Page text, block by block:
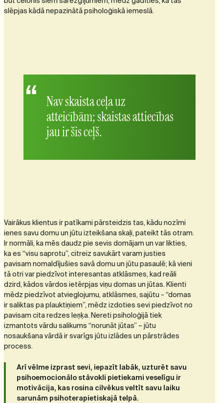
slēpjas kādā nepazinātā psiholoģiskā iemeslā.
Nav skaista ceļa uz
atteicībām; skaistas attiecības
jau ir šis ceļš.
Vairākus klientus ir patīkami pārsteidzis tas, kādu nozīmi
ienes savu domu un jūtu izteikšana skaļi, pateikt tās otram.
Ir normāli, ka mēs daudz pie sevis domājam un var likties,
ka es “visu saprotu”, citreiz savukārt varam justies
pavisam nomaldījušies savā domu un jūtu pasaulē; kā vieni
tā otri var piedzīvot interesantas atklāsmes, kad reāli
dzird, kādos vārdos ietērpjas viņu domas un jūtas. Klienti
mēdz piedzīvot atvieglojumu, atklāsmes, sajūtu - “domas
ir saliktas pa plauktiņiem”, mēdz izdoties sevi piedzīvot no
pavisam cita redzes leņķa. Nereti psiholoģijā tiek
izmantots vārdu salikums “norunāt jūtas” – jūtu
nosaukšana vārdā ir svarīgs jūtu izlādes un pārstrādes
process.
Arī vēlme izprast sevi, iepazīt labāk, uzturēt savu
psihoemocionālo stāvokli pietiekami veselīgu ir
motivācija, kas rosina cilvēkus veltīt savu laiku
sarunām psihoterapietiskajā telpā.